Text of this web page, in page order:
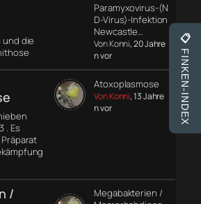
und die
Paramyxovirus-(N
D-Virus)-Infektion
Newcastle…
Von Konni, 20 Jahre
n vor
. Es
Atoxoplasmose
Von Konni, 13 Jahre
n vor
/
Megabakterien /
📋
FINKEN-INDEX